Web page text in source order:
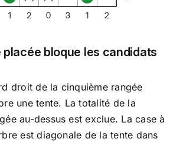
placée bloque les candidats
droit de la cinquième rangée
une tente. La totalité de la
au-dessus est exclue. La case à
est diagonale de la tente dans